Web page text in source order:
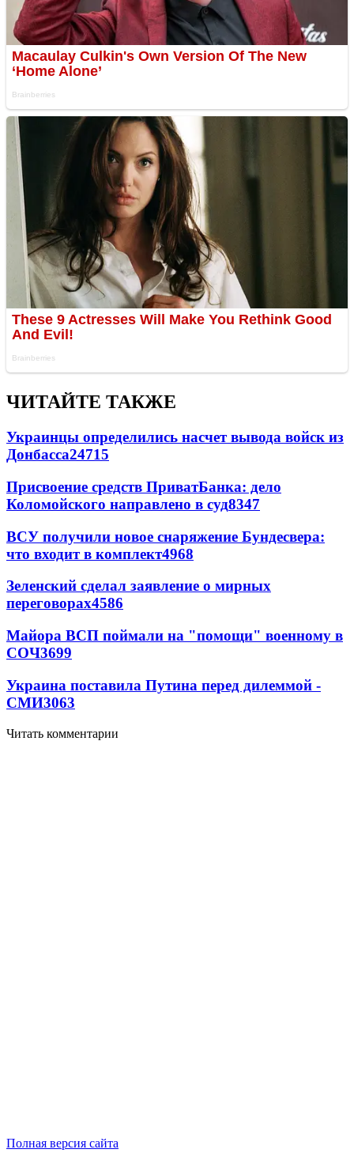
ЧИТАЙТЕ ТАКЖЕ
Украинцы определились насчет вывода войск из
Донбасса24715
Присвоение средств ПриватБанка: дело
Коломойского направлено в суд8347
ВСУ получили новое снаряжение Бундесвера:
что входит в комплект4968
Зеленский сделал заявление о мирных
переговорах4586
Майора ВСП поймали на "помощи" военному в
СОЧ3699
Украина поставила Путина перед дилеммой -
СМИ3063
Читать комментарии
Полная версия сайта